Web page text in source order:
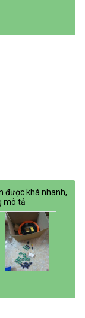
được khá nhanh,
mô tả